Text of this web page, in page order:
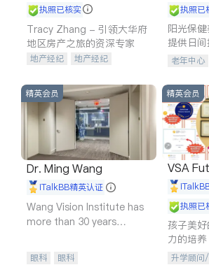
执照已核实
Tracy Zhang - 引领大华府
地区房产之旅的资深专家
地产经纪
地产经纪
商铺租售
开发商建商
执照已
阳光保
提供日
通过持
老年中心
精英会员
Dr. Ming Wang
iTalkBB精英认证
Wang Vision Institute has
more than 30 years
眼科 眼科
精英会员
VSA
执照已
孩子美
力的培
的学习
升学顾问